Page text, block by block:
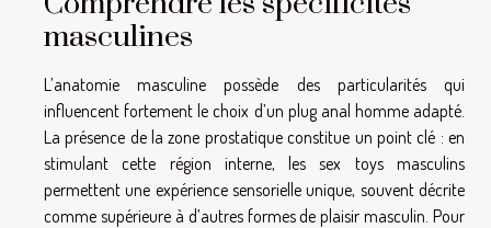
masculines
L’anatomie masculine possède des particularités qui
influencent fortement le choix d’un plug anal homme adapté.
La présence de la zone prostatique constitue un point clé : en
stimulant cette région interne, les sex toys masculins
permettent une expérience sensorielle unique, souvent décrite
comme supérieure à d’autres formes de plaisir masculin. Pour